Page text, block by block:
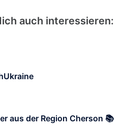
auch interessieren:
aus der Region Cherson 📚